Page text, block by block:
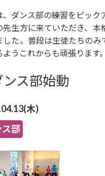
、ダンス部の練習をピック
先生方に来ていただき、
した。普段は生徒たちの
ようこれからも頑張ります。
ンス部始動
木)
ス部